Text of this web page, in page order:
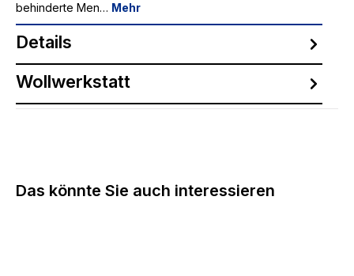
behinderte Men… Mehr
Details
Wollwerkstatt
Produktgalerie überspringen
Das könnte Sie auch interessieren